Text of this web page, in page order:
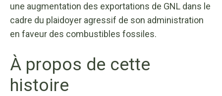
une augmentation des exportations de GNL dans le
cadre du plaidoyer agressif de son administration
en faveur des combustibles fossiles.
À propos de cette
histoire